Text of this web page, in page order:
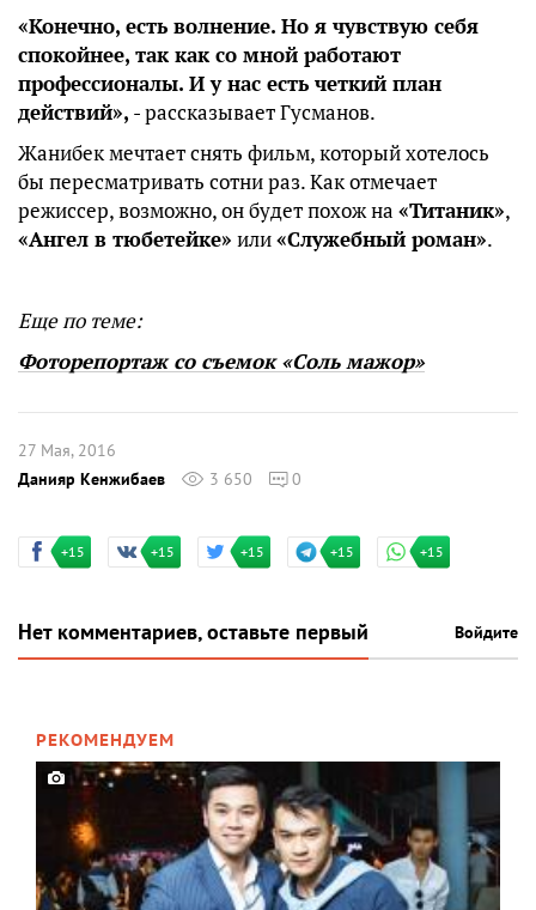
«Конечно, есть волнение. Но я чувствую себя
спокойнее, так как со мной работают
профессионалы. И у нас есть четкий план
действий», - рассказывает Гусманов.
Жанибек мечтает снять фильм, который хотелось
бы пересматривать сотни раз. Как отмечает
режиссер, возможно, он будет похож на «Титаник»,
«Ангел в тюбетейке» или«Служебный роман».
Еще по теме:
Фоторепортаж со съемок «Соль мажор»
27 Мая, 2016
Данияр Кенжибаев
3 650 0
+15 +15 +15 +15 +15
Нет комментариев, оставьте первый Войдите
РЕКОМЕНДУЕМ